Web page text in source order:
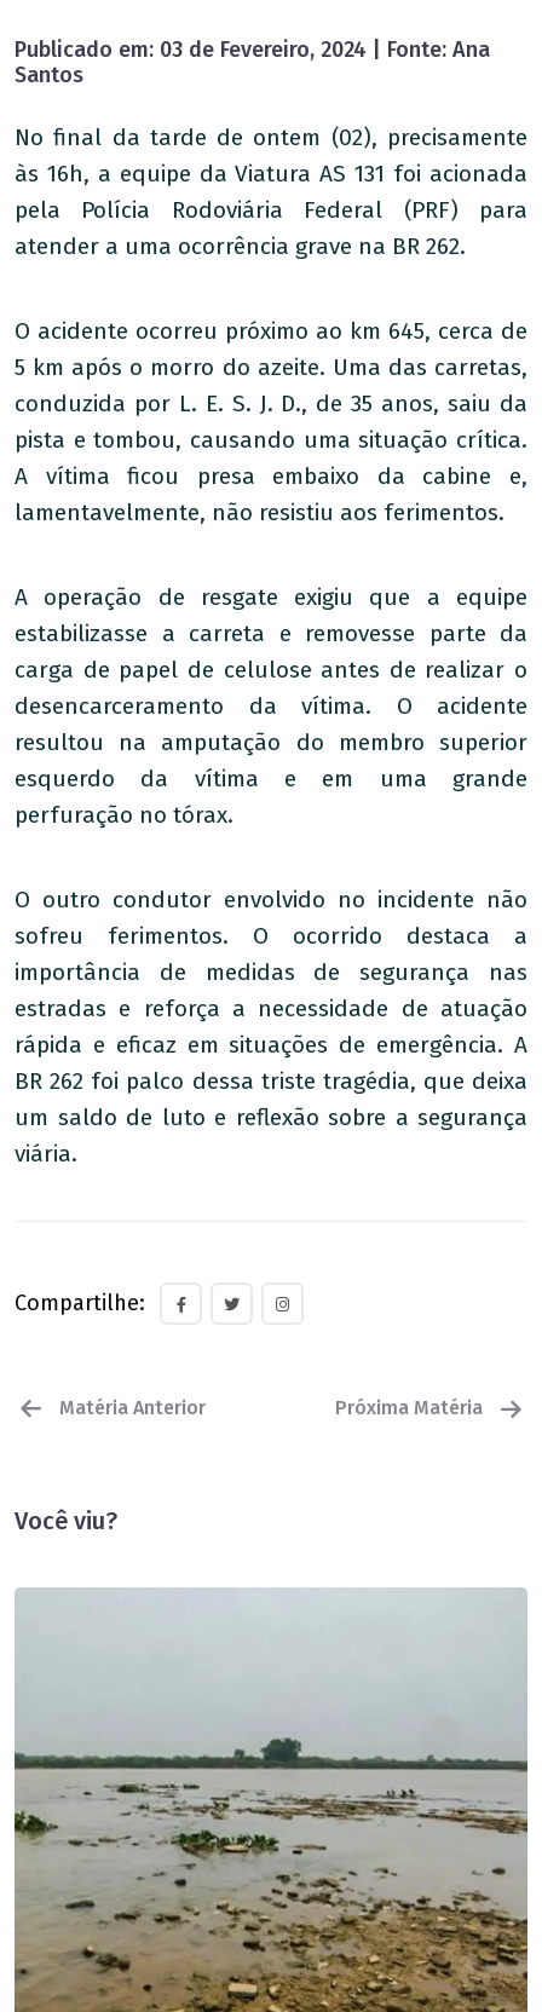
Publicado em: 03 de Fevereiro, 2024 | Fonte: Ana
Santos
No final da tarde de ontem (02), precisamente
às 16h, a equipe da Viatura AS 131 foi acionada
pela Polícia Rodoviária Federal (PRF) para
atender a uma ocorrência grave na BR 262.
O acidente ocorreu próximo ao km 645, cerca de
5 km após o morro do azeite. Uma das carretas,
conduzida por L. E. S. J. D., de 35 anos, saiu da
pista e tombou, causando uma situação crítica.
A vítima ficou presa embaixo da cabine e,
lamentavelmente, não resistiu aos ferimentos.
A operação de resgate exigiu que a equipe
estabilizasse a carreta e removesse parte da
carga de papel de celulose antes de realizar o
desencarceramento da vítima. O acidente
resultou na amputação do membro superior
esquerdo da vítima e em uma grande
perfuração no tórax.
O outro condutor envolvido no incidente não
sofreu ferimentos. O ocorrido destaca a
importância de medidas de segurança nas
estradas e reforça a necessidade de atuação
rápida e eficaz em situações de emergência. A
BR 262 foi palco dessa triste tragédia, que deixa
um saldo de luto e reflexão sobre a segurança
viária.
Compartilhe:
Matéria Anterior Próxima Matéria
Você viu?